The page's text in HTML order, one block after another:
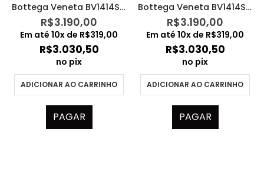
Bottega Veneta BV1414S – 003
R$3.190,00
Em até 10x de R$319,00
R$3.030,50
no pix
ADICIONAR AO CARRINHO
PAGAR
Bottega Veneta BV1414S – 002
R$3.190,00
Em até 10x de R$319,00
R$3.030,50
no pix
ADICIONAR AO CARRINHO
PAGAR